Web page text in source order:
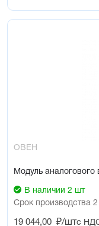
ОВЕН
Модуль
В наличии 2 шт
Срок производства 2
19 044,00 ₽/штс